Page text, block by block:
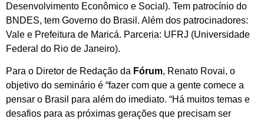
Desenvolvimento Econômico e Social). Tem patrocínio do
BNDES, tem Governo do Brasil. Além dos patrocinadores:
Vale e Prefeitura de Maricá. Parceria: UFRJ (Universidade
Federal do Rio de Janeiro).
Para o Diretor de Redação da Fórum, Renato Rovai, o
objetivo do seminário é “fazer com que a gente comece a
pensar o Brasil para além do imediato. “Há muitos temas e
desafios para as próximas gerações que precisam ser